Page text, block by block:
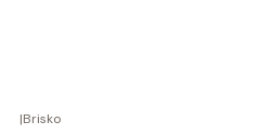
|Brisko